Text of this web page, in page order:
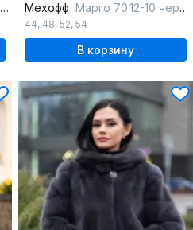
Мехофф Марго 70.12-10 черный
44, 48, 52, 54
В корзину